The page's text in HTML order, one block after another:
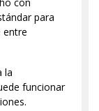
para
entre
la
funcionar